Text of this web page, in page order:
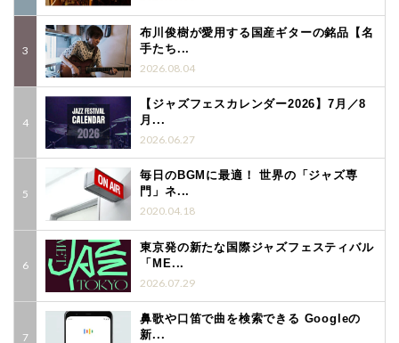
布川俊樹が愛用する国産ギターの銘品【名
手たち...
2026.08.04
【ジャズフェスカレンダー2026】7月／8
月...
2026.06.27
毎日のBGMに最適！ 世界の「ジャズ専
門」ネ...
2020.04.18
東京発の新たな国際ジャズフェスティバル
「ME...
2026.07.29
鼻歌や口笛で曲を検索できる Googleの
新...